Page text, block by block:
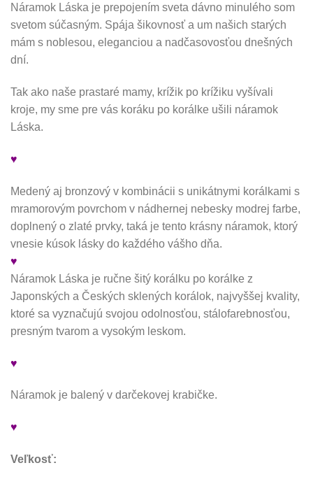
Náramok Láska je prepojením sveta dávno minulého som
svetom súčasným. Spája šikovnosť a um našich starých
mám s noblesou, eleganciou a nadčasovosťou dnešných
dní.
Tak ako naše prastaré mamy, krížik po krížiku vyšívali
kroje, my sme pre vás koráku po korálke ušili náramok
Láska.
♥
Medený aj bronzový v kombinácii s unikátnymi korálkami s
mramorovým povrchom v nádhernej nebesky modrej farbe,
doplnený o zlaté prvky, taká je tento krásny náramok, ktorý
vnesie kúsok lásky do každého vášho dňa.
♥
Náramok Láska je ručne šitý korálku po korálke z
Japonských a Českých sklených korálok, najvyššej kvality,
ktoré sa vyznačujú svojou odolnosťou, stálofarebnosťou,
presným tvarom a vysokým leskom.
♥
Náramok je balený v darčekovej krabičke.
♥
Veľkosť: